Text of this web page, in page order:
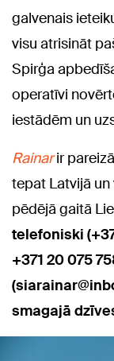
galvenais
visu atrisināt
Spirģa
operatīvi
iestādēm un
Rainarir
tepat Latvijā
pēdējā gaitā
telefoniski
+371 20 075
smagajā